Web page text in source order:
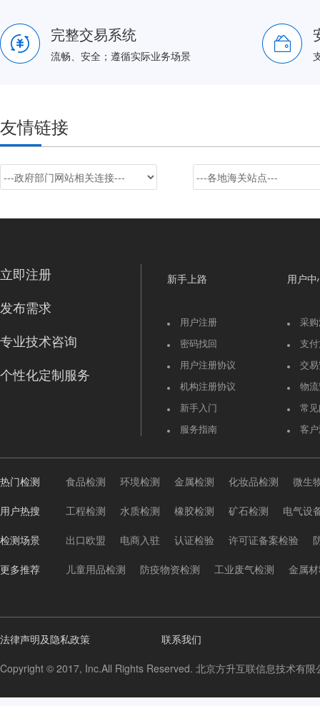
完整交易系统
流畅、安全；遵循实际业务场景
友情链接
立即注册
发布需求
专业技术咨询
个性化定制服务
新手上路
用户注册
密码找回
用户注册协议
机构注册协议
新手入门
服务指南
用户中
采
支
交
物
常
客
热门检测 食品检测 环境检测 金属检测 化妆品检测 微生
用户热搜 工程检测 水质检测 橡胶检测 矿石检测 电气设
检测场景 出口欧盟 电商入驻 认证检验 许可证备案检验
更多推荐 儿童用品检测 防疫物资检测 工业废气检测 金属
法律声明及隐私政策 联系我们
Copyright © 2017, Inc.All Rights Reserved. 北京方升互联信息技术有